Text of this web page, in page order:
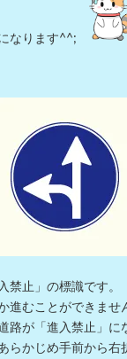
なります^^;
禁止」の標識です。
進むことができませ
路が「進入禁止」に
らかじめ手前から右